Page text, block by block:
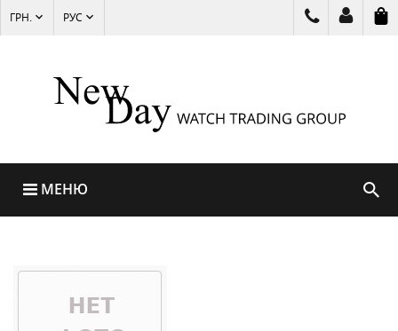
ГРН. РУС
МЕНЮ